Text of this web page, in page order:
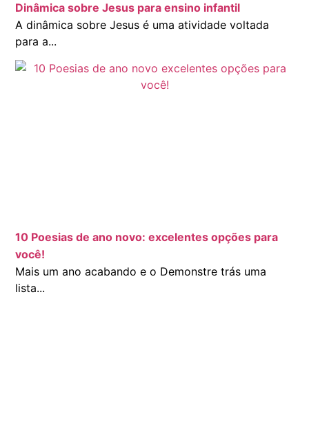
Dinâmica sobre Jesus para ensino infantil
A dinâmica sobre Jesus é uma atividade voltada
para a...
10 Poesias de ano novo: excelentes opções para
você!
Mais um ano acabando e o Demonstre trás uma
lista...